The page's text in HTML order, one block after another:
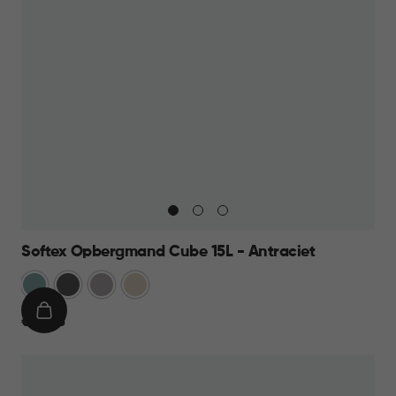
Softex Opbergmand Cube 15L - Antraciet
BlauwAntraciet
TaupeBeige
€
€ 10,95
IN